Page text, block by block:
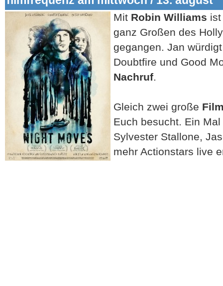
Mit Robin Williams
ganz Großen des
gegangen. Jan
Doubtfire und Good
Nachruf.
Gleich zwei große
Euch besucht. Ein
Sylvester Stallone,
mehr Actionstars live